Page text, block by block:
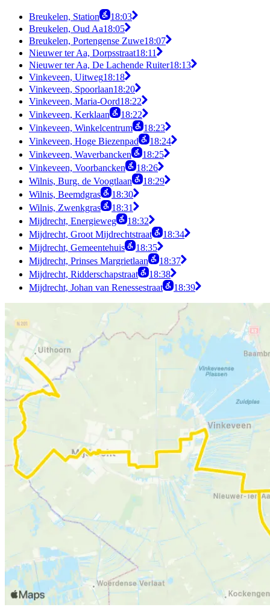
Breukelen, Station
18:03
Breukelen, Oud Aa18:05
Breukelen, Portengense Zuwe18:07
Nieuwer ter Aa, Dorpsstraat18:11
Nieuwer ter Aa, De Lachende Ruiter18:13
Vinkeveen, Uitweg18:18
Vinkeveen, Spoorlaan18:20
Vinkeveen, Maria-Oord18:22
Vinkeveen, Kerklaan
18:22
Vinkeveen, Winkelcentrum
18:23
Vinkeveen, Hoge Biezenpad
18:24
Vinkeveen, Waverbancken
18:25
Vinkeveen, Voorbancken
18:26
Wilnis, Burg. de Voogtlaan
18:29
Wilnis, Beemdgras
18:30
Wilnis, Zwenkgras
18:31
Mijdrecht, Energieweg
18:32
Mijdrecht, Groot Mijdrechtstraat
18:34
Mijdrecht, Gemeentehuis
18:35
Mijdrecht, Prinses Margrietlaan
18:37
Mijdrecht, Ridderschapstraat
18:38
Mijdrecht, Johan van Renessestraat
18:39